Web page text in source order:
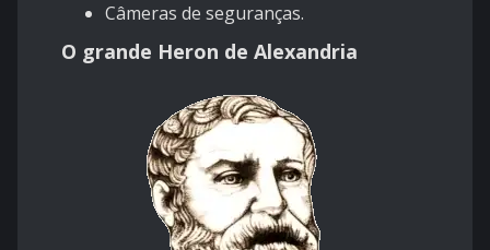
Câmeras de seguranças.
O grande Heron de Alexandria